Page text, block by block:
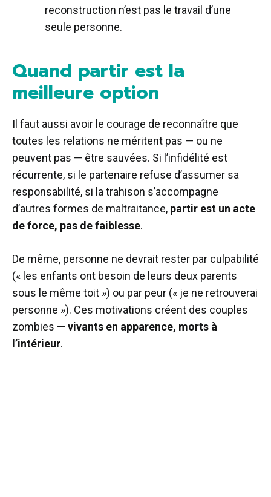
reconstruction n’est pas le travail d’une
seule personne.
Quand partir est la
meilleure option
Il faut aussi avoir le courage de reconnaître que
toutes les relations ne méritent pas — ou ne
peuvent pas — être sauvées. Si l’infidélité est
récurrente, si le partenaire refuse d’assumer sa
responsabilité, si la trahison s’accompagne
d’autres formes de maltraitance, partir est un acte
de force, pas de faiblesse.
De même, personne ne devrait rester par culpabilité
(« les enfants ont besoin de leurs deux parents
sous le même toit ») ou par peur (« je ne retrouverai
personne »). Ces motivations créent des couples
zombies — vivants en apparence, morts à
l’intérieur.